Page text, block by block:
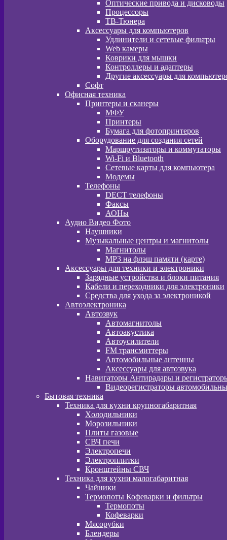
Оптические привода и дисководы
Процессоры
ТВ-Тюнера
Аксессуары для компьютеров
Удлинители и сетевые фильтры
Web камеры
Коврики для мышки
Контроллеры и адаптеры
Другие аксессуары для
Софт
Офисная техника
Принтеры и сканеры
МФУ
Принтеры
Бумага для фотопринтеров
Оборудование для создания сетей
Маршрутизаторы и коммутаторы
Wi-Fi и Bluetooth
Сетевые карты для компьютера
Модемы
Телефоны
DECT телефоны
Факсы
АОНы
Аудио Видео Фото
Наушники
Музыкальные центры и магнитолы
Магнитолы
MP3 на флэш памяти (карте)
Аксессуары для техники и электроники
Зарядные устройства и блоки питания
Кабели и переходники для электроники
Средства для ухода за электроникой
Автоэлектроника
Автозвук
Автомагнитолы
Автоакустика
Автоусилители
FM трансмиттеры
Автомобильные антенны
Аксессуары для автозвука
Навигаторы Антирадары и
Видеорегистраторы
Бытовая техника
Техника для кухни крупногабаритная
Xолодильники
Морозильники
Плиты газовые
СВЧ печи
Электропечи
Электроплитки
Кронштейны СВЧ
Техника для кухни малогабаритная
Чайники
Термопоты Кофеварки и фильтры
Термопоты
Кофеварки
Мясорубки
Блендеры